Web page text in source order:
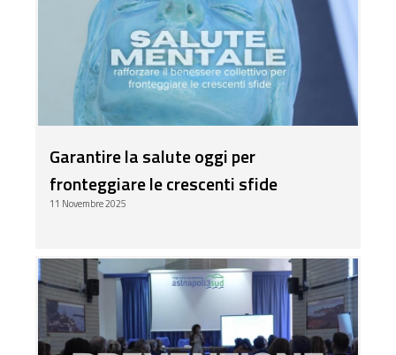
Garantire la salute oggi per
fronteggiare le crescenti sfide
11 Novembre 2025